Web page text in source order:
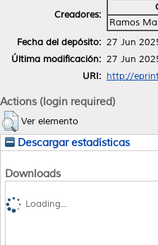
Creadores:
Ramos
Fecha del depósito: 27 Jun
Última modificación: 27 Jun
URI: http://
Actions (login required)
Ver elemento
Descargar estadísticas
Downloads
Loading...